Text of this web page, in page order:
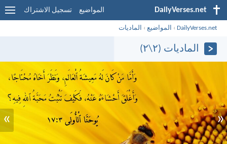
DailyVerses.net المواضيع تسجيل الاشتراك
DailyVerses.net
› المواضيع › الماديات
الماديات (٢\٢)
«
»